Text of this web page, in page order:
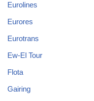
Eurolines
Eurores
Eurotrans
Ew-El Tour
Flota
Gairing